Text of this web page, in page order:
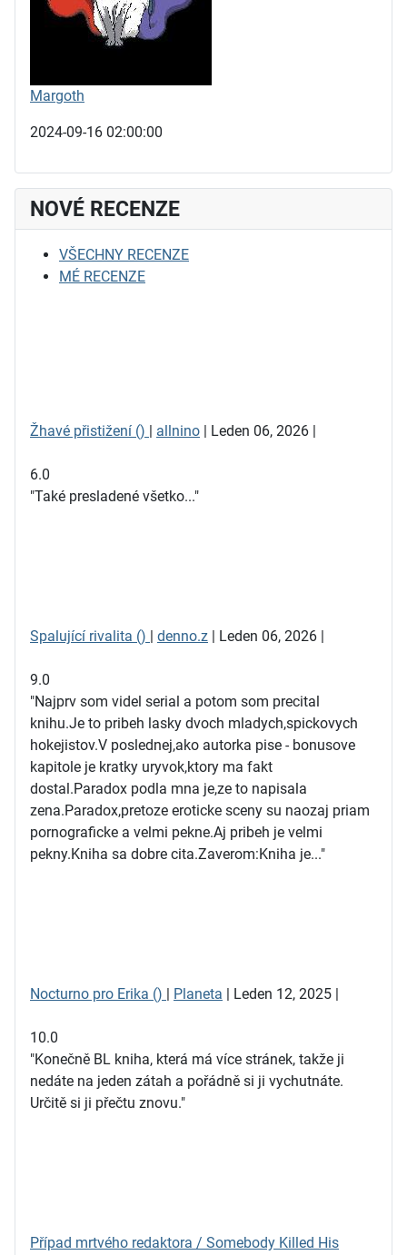
Margoth
2024-09-16 02:00:00
NOVÉ RECENZE
VŠECHNY RECENZE
MÉ RECENZE
Žhavé přistižení () allnino | Leden 06, 2026 |
6.0
"Také presladené všetko..."
Spalující rivalita () denno.z | Leden 06, 2026 |
9.0
"Najprv som videl serial a potom som precital
knihu.Je to pribeh lasky dvoch mladych,spickovych
hokejistov.V poslednej,ako autorka pise - bonusove
kapitole je kratky uryvok,ktory ma fakt
dostal.Paradox podla mna je,ze to napisala
zena.Paradox,pretoze eroticke sceny su naozaj priam
pornograficke a velmi pekne.Aj pribeh je velmi
pekny.Kniha sa dobre cita.Zaverom:Kniha je..."
Nocturno pro Erika () Planeta | Leden 12, 2025 |
10.0
"Konečně BL kniha, která má více stránek, takže ji
nedáte na jeden zátah a pořádně si ji vychutnáte.
Určitě si ji přečtu znovu."
Případ mrtvého redaktora / Somebody Killed His